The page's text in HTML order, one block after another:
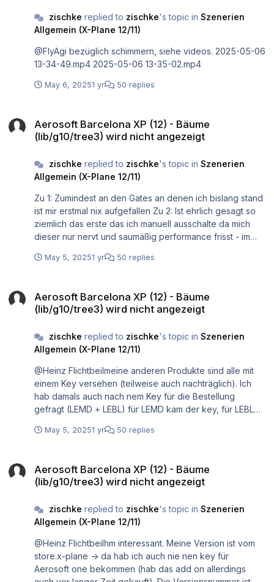
das die area um den airport garantiert immer gleich
geladen wird, ne hohe Auflösung hat und der patch
eingebunden ist.
zischke replied to zischke's topic in Szenerien
Allgemein (X-Plane 12/11)
@FlyAgi bezüglich schimmern, siehe videos. 2025-05-06
13-34-49.mp4 2025-05-06 13-35-02.mp4
May 6, 20251 yr 50 replies
Aerosoft Barcelona XP (12) - Bäume
(lib/g10/tree3) wird nicht angezeigt
zischke replied to zischke's topic in Szenerien
Allgemein (X-Plane 12/11)
Zu 1: Zumindest an den Gates an denen ich bislang stand
ist mir erstmal nix aufgefallen Zu 2: Ist ehrlich gesagt so
ziemlich das erste das ich manuell ausschalte da mich
dieser nur nervt und saumäßig performance frisst - im
ist der ja gar nicht da (gut für mich haha) Zu 3: Genau -
veraltet Zu 4: Nutze ich nicht. Zu 5: Ich hab nach wie vor
auf der 24R dieses Polygon-durchschein Problemchen....
Aktualität überprüfen... großer Flughafen heißt eigentlich
fast immer Baustelle und Neuerungen... Ansonsten könnte
der Flughafen noch bisschen Wiese vertragen
May 5, 20251 yr 50 replies
Aerosoft Barcelona XP (12) - Bäume
(lib/g10/tree3) wird nicht angezeigt
zischke replied to zischke's topic in Szenerien
Allgemein (X-Plane 12/11)
@Heinz Flichtbeilmeine anderen Produkte sind alle mit
einem Key versehen (teilweise auch nachträglich). Ich
hab damals auch nach nem Key für die Bestellung
gefragt (LEMD + LEBL) für LEMD kam der key, für LEBL
normal laden konnte... Ich frag nochmal nach - vllt hat er
May 5, 20251 yr 50 replies
Aerosoft Barcelona XP (12) - Bäume
(lib/g10/tree3) wird nicht angezeigt
zischke replied to zischke's topic in Szenerien
Allgemein (X-Plane 12/11)
@Heinz Flichtbeilhm interessant. Meine Version ist vom
store.x-plane -> da hab ich auch nie nen key für
Aerosoft one bekommen (hab das add on allerdings